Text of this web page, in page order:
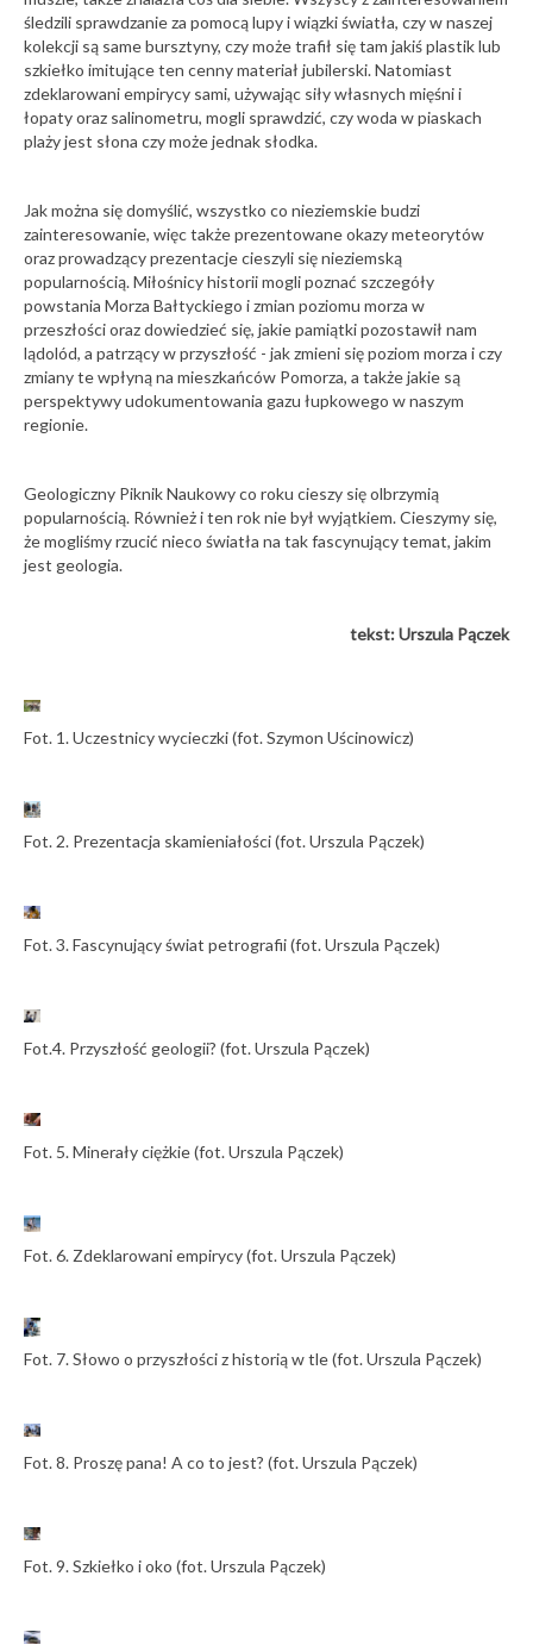
śledzili sprawdzanie za pomocą lupy i wiązki światła, czy w naszej
kolekcji są same bursztyny, czy może trafił się tam jakiś plastik lub
szkiełko imitujące ten cenny materiał jubilerski. Natomiast
zdeklarowani empirycy sami, używając siły własnych mięśni i
łopaty oraz salinometru, mogli sprawdzić, czy woda w piaskach
plaży jest słona czy może jednak słodka.
Jak można się domyślić, wszystko co nieziemskie budzi
zainteresowanie, więc także prezentowane okazy meteorytów
oraz prowadzący prezentacje cieszyli się nieziemską
popularnością. Miłośnicy historii mogli poznać szczegóły
powstania Morza Bałtyckiego i zmian poziomu morza w
przeszłości oraz dowiedzieć się, jakie pamiątki pozostawił nam
lądolód, a patrzący w przyszłość - jak zmieni się poziom morza i czy
zmiany te wpłyną na mieszkańców Pomorza, a także jakie są
perspektywy udokumentowania gazu łupkowego w naszym
regionie.
Geologiczny Piknik Naukowy co roku cieszy się olbrzymią
popularnością. Również i ten rok nie był wyjątkiem. Cieszymy się,
że mogliśmy rzucić nieco światła na tak fascynujący temat, jakim
jest geologia.
tekst: Urszula Pączek
Fot. 1. Uczestnicy wycieczki (fot. Szymon Uścinowicz)
Fot. 2. Prezentacja skamieniałości (fot. Urszula Pączek)
Fot. 3. Fascynujący świat petrografii (fot. Urszula Pączek)
Fot.4. Przyszłość geologii? (fot. Urszula Pączek)
Fot. 5. Minerały ciężkie (fot. Urszula Pączek)
Fot. 6. Zdeklarowani empirycy (fot. Urszula Pączek)
Fot. 7. Słowo o przyszłości z historią w tle (fot. Urszula Pączek)
Fot. 8. Proszę pana! A co to jest? (fot. Urszula Pączek)
Fot. 9. Szkiełko i oko (fot. Urszula Pączek)